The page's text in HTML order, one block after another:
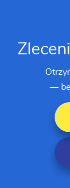
—